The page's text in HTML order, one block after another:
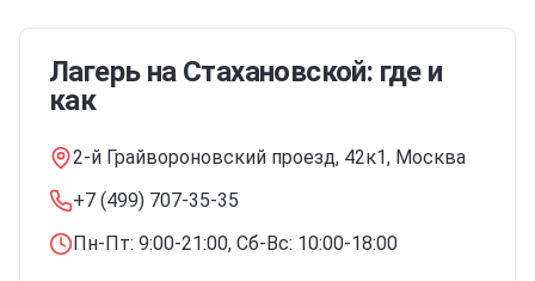
Лагерь на Стахановской: где и
как
2-й Грайвороновский проезд, 42к1, Москва
+7 (499) 707-35-35
Пн-Пт: 9:00-21:00, Сб-Вс: 10:00-18:00